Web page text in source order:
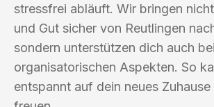
stressfrei abläuft. Wir bringen
und Gut sicher von Reutlingen
sondern unterstützen dich auch
organisatorischen Aspekten. So
entspannt auf dein neues Zuhause